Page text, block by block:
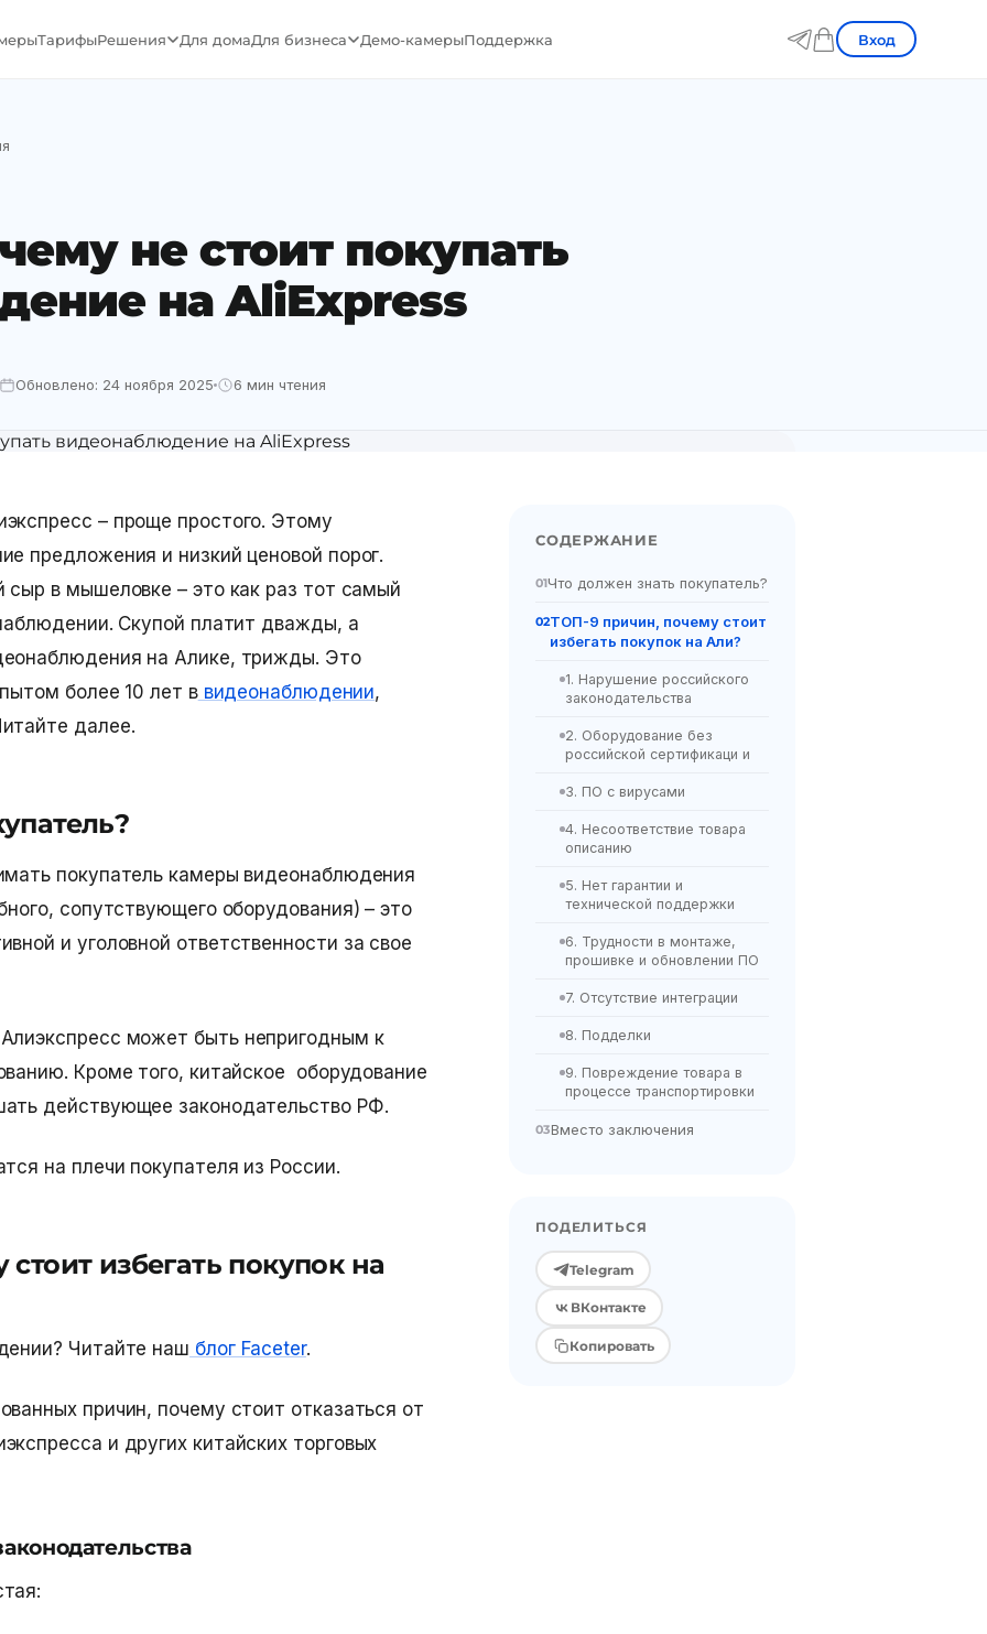
ТарифыРешения Для домаДля бизнеса Демо-камерыПоддержка Вход
не стоит покупать
на AliExpress
Обновлено: 24 ноября 2025 6 мин чтения
– проще простого. Этому
предложения и низкий ценовой порог.
в мышеловке – это как раз тот самый
Скупой платит дважды, а
на Алике, трижды. Это
более 10 лет ввидеонаблюдении,
далее.
покупатель камеры видеонаблюдения
сопутствующего оборудования) – это
и уголовной ответственности за свое
может быть непригодным к
Кроме того, китайское оборудование
действующее законодательство РФ.
на плечи покупателя из России.
избегать покупок на
Читайте наш блог Faceter.
причин, почему стоит отказаться от
и других китайских торговых
СОДЕРЖАНИЕ
01Что должен знать покупатель?
02ТОП-9 причин, почему стоит
избегать покупок на Али?
1. Нарушение российского
законодательства
2. Оборудование без
российской сертификаци и
3. ПО с вирусами
4. Несоответствие товара
описанию
5. Нет гарантии и
технической поддержки
6. Трудности в монтаже,
прошивке и обновлении ПО
7. Отсутствие интеграции
8. Подделки
9. Повреждение товара в
процессе транспортировки
03Вместо заключения
ПОДЕЛИТЬСЯ
Telegram
ВКонтакте
Копировать